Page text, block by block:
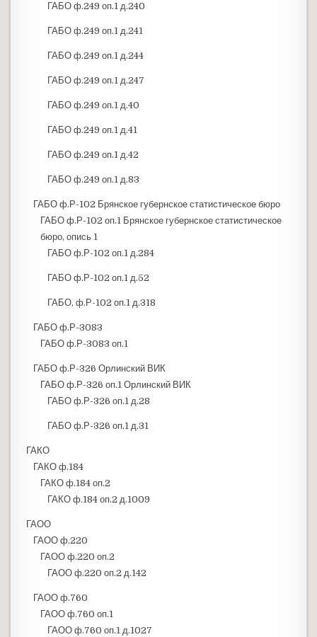
ГАБО ф.249 оп.1 д.240
ГАБО ф.249 оп.1 д.241
ГАБО ф.249 оп.1 д.244
ГАБО ф.249 оп.1 д.247
ГАБО ф.249 оп.1 д.40
ГАБО ф.249 оп.1 д.41
ГАБО ф.249 оп.1 д.42
ГАБО ф.249 оп.1 д.83
ГАБО ф.Р-102 Брянское губернское статистическое бюро
ГАБО ф.Р-102 оп.1 Брянское губернское статистическое
бюро, опись 1
ГАБО ф.Р-102 оп.1 д.284
ГАБО ф.Р-102 оп.1 д.52
ГАБО, ф.Р-102 оп.1 д.318
ГАБО ф.Р-3083
ГАБО ф.Р-3083 оп.1
ГАБО ф.Р-326 Орлинский ВИК
ГАБО ф.Р-326 оп.1 Орлинский ВИК
ГАБО ф.Р-326 оп.1 д.28
ГАБО ф.Р-326 оп.1 д.31
ГАКО
ГАКО ф.184
ГАКО ф.184 оп.2
ГАКО ф.184 оп.2 д.1009
ГАОО
ГАОО ф.220
ГАОО ф.220 оп.2
ГАОО ф.220 оп.2 д.142
ГАОО ф.760
ГАОО ф.760 оп.1
ГАОО ф.760 оп.1 д.1027